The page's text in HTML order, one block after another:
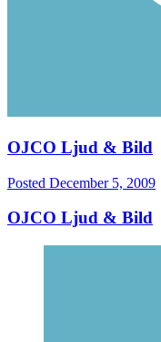
OJCO Ljud & Bild
Posted December 5, 2009
OJCO Ljud & Bild